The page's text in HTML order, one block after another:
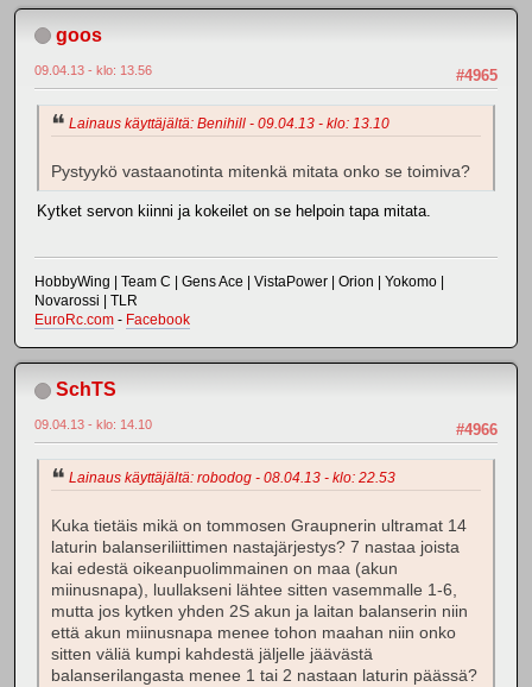
goos
#4965
09.04.13 - klo: 13.56
Lainaus käyttäjältä: Benihill - 09.04.13 - klo: 13.10
Pystyykö vastaanotinta mitenkä mitata onko se toimiva?
Kytket servon kiinni ja kokeilet on se helpoin tapa mitata.
HobbyWing | Team C | Gens Ace | VistaPower | Orion | Yokomo |
Novarossi | TLR
EuroRc.com - Facebook
SchTS
#4966
09.04.13 - klo: 14.10
Lainaus käyttäjältä: robodog - 08.04.13 - klo: 22.53
Kuka tietäis mikä on tommosen Graupnerin ultramat 14
laturin balanseriliittimen nastajärjestys? 7 nastaa joista
kai edestä oikeanpuolimmainen on maa (akun
miinusnapa), luullakseni lähtee sitten vasemmalle 1-6,
mutta jos kytken yhden 2S akun ja laitan balanserin niin
että akun miinusnapa menee tohon maahan niin onko
sitten väliä kumpi kahdestä jäljelle jäävästä
balanserilangasta menee 1 tai 2 nastaan laturin päässä?